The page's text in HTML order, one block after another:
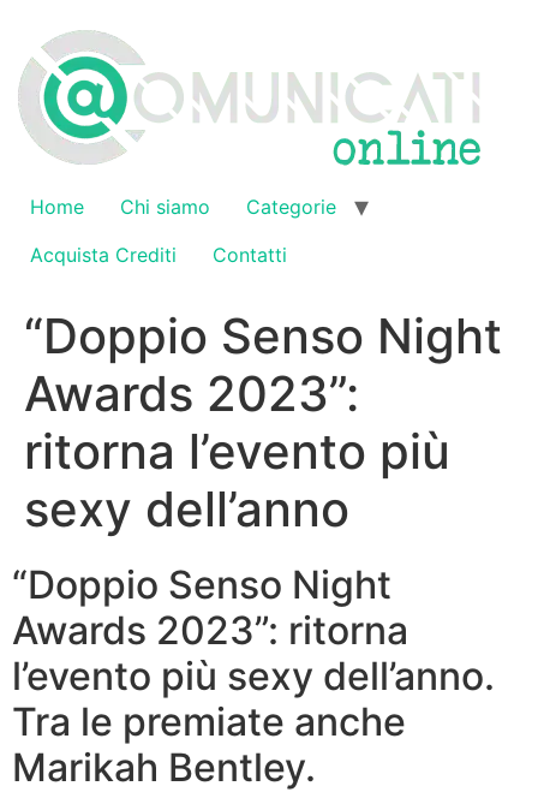
contenuto
Home Chi siamo
Categorie
Acquista Crediti
Contatti
“Doppio Senso Night
Awards 2023”:
ritorna l’evento più
sexy dell’anno
“Doppio Senso Night
Awards 2023”: ritorna
l’evento più sexy dell’anno.
Tra le premiate anche
Marikah Bentley.